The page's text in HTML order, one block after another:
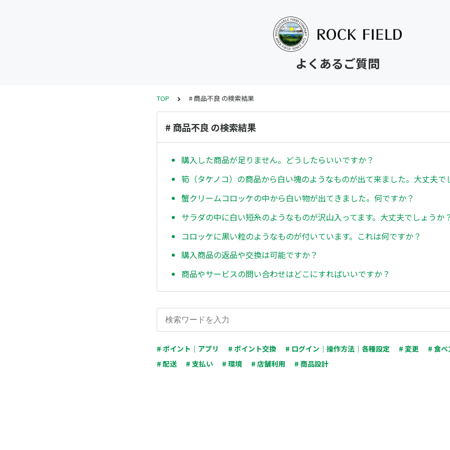
よくあるご質問
TOP # 商品不良 の検索結果
# 商品不良 の検索結果
購入した商品が足りません。どうしたらいいですか？
筍（タケノコ）の商品から白い塊のようなものが出て来ました。大丈夫で
蟹クリームコロッケの中から白い物が出てきました。何ですか？
サラダの中に白い短糸のようなものが沢山入ってます。大丈夫でしょうか？
コロッケに黒い粒のようなものが付いています。これは何ですか？
購入商品の返品や交換は可能ですか？
商品やサービスの問い合わせはどこにすればいいですか？
# ポイント｜アプリ # ポイント交換 # ログイン｜操作方法｜各種設定 # 変更
# 食
# 配送
# 支払い # 環境 # 店舗利用 # 商品設計